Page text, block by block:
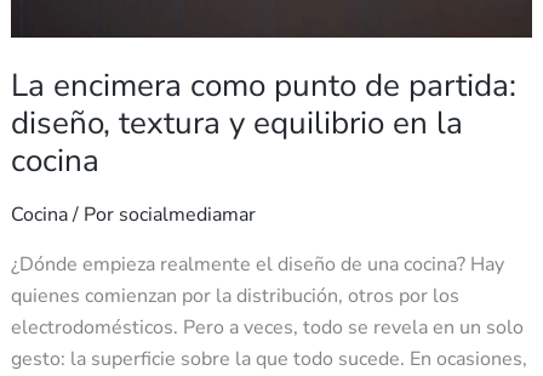
La encimera como punto de partida:
diseño, textura y equilibrio en la
cocina
Cocina/ Por socialmediamar
¿Dónde empieza realmente el diseño de una cocina? Hay
quienes comienzan por la distribución, otros por los
electrodomésticos. Pero a veces, todo se revela en un solo
gesto: la superficie sobre la que todo sucede. En ocasiones,